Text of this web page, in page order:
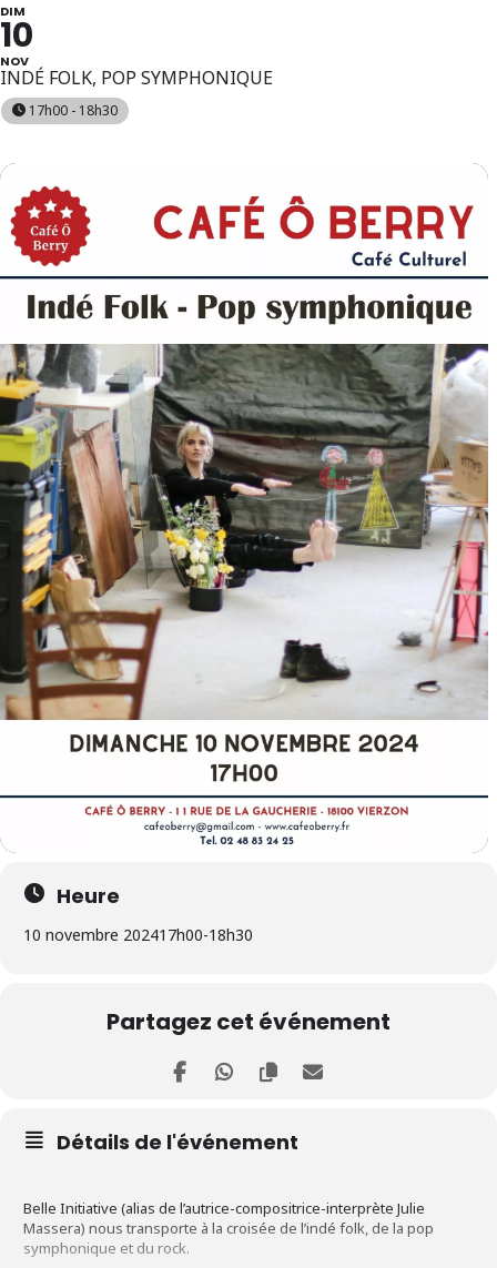
DIM
10
NOV
INDÉ FOLK, POP SYMPHONIQUE
17h00 - 18h30
Heure
10 novembre 202417h00-18h30
Partagez cet événement
Détails de l'événement
Belle Initiative (alias de l’autrice-compositrice-interprète Julie
Massera) nous transporte à la croisée de l’indé folk, de la pop
symphonique et du rock.